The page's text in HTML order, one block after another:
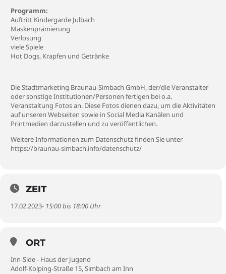
Programm:
Auftritt Kindergarde Julbach
Maskenprämierung
Verlosung
viele Spiele
Hot Dogs, Krapfen und Getränke
Die Stadtmarketing Braunau-Simbach GmbH, der/die Veranstalter
oder sonstige Institutionen/Personen fertigen bei o.a.
Veranstaltung Fotos an. Diese Fotos dienen dazu, um die Aktivitäten
auf unseren Webseiten sowie in Social Media Kanälen und
Printmedien darzustellen und zu veröffentlichen.
Weitere Informationen zum Datenschutz finden Sie unter
https://braunau-simbach.info/datenschutz/
ZEIT
17.02.2023- 15:00 bis 18:00 Uhr
ORT
Inn-Side - Haus der Jugend
Adolf-Kolping-Straße 15, Simbach am Inn